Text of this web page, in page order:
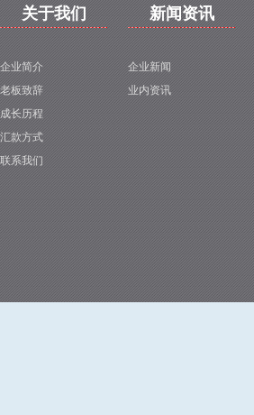
关于我们
企业简介
老板致辞
成长历程
汇款方式
联系我们
新闻资讯
企业新闻
业内资讯